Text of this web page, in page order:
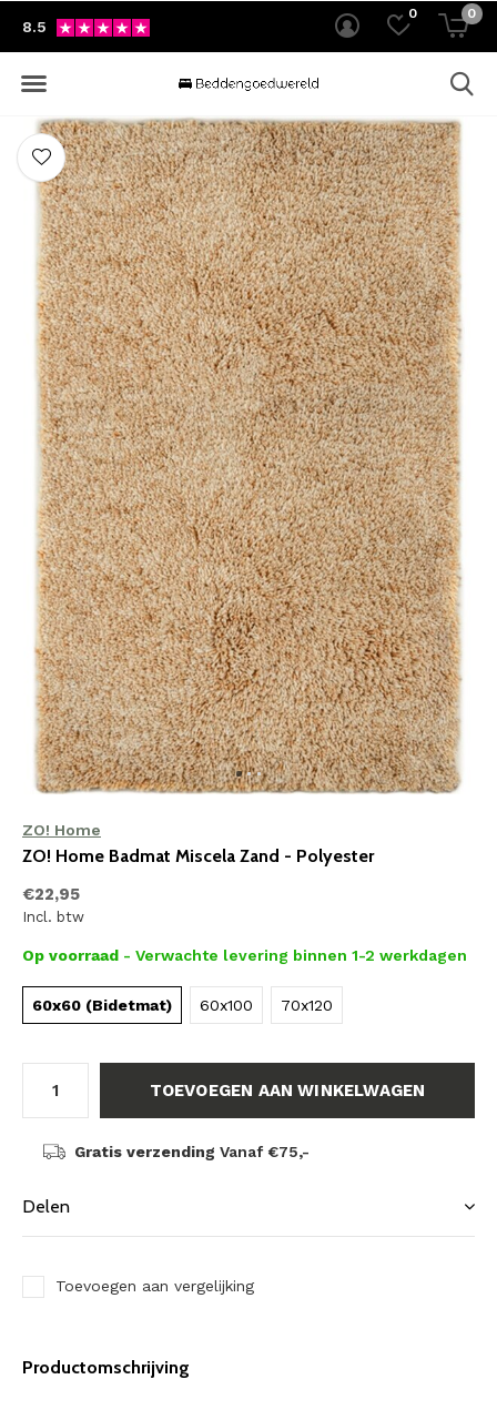
0 0
8.5
ZO! Home
ZO! Home Badmat Miscela Zand - Polyester
€22,95
Incl. btw
Op voorraad - Verwachte levering binnen 1-2 werkdagen
60x60 (Bidetmat) 60x100 70x120
TOEVOEGEN AAN WINKELWAGEN
Gratis verzending Vanaf €75,-
Delen
Toevoegen aan vergelijking
Productomschrijving